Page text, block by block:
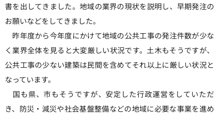
書を出してきました。地域の業界の現状を説明し、早期発注の
お願いなどをしてきました。
昨年度から今年度にかけて地域の公共工事の発注件数が少な
く業界全体を見ると大変厳しい状況です。土木もそうですが、
公共工事の少ない建築は民間を含めてそれ以上に厳しい状況と
なっています。
国も県、市もそうですが、安定した行政運営をしていただ
き、防災・減災や社会基盤整備などの地域に必要な事業を進め